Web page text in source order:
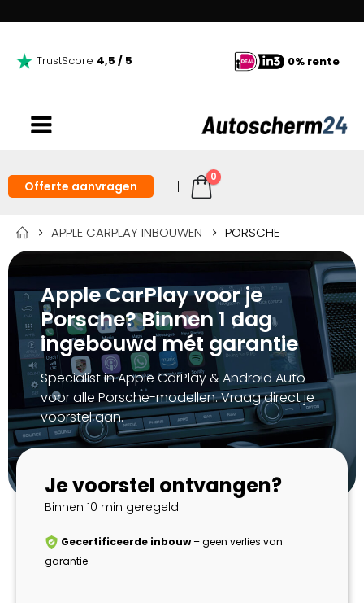
TrustScore 4,5 / 5 0% rente
Offerte aanvragen
0
APPLE CARPLAY INBOUWEN PORSCHE
Apple CarPlay voor je
Porsche? Binnen 1 dag
ingebouwd mét garantie
Specialist in Apple CarPlay & Android Auto
voor alle Porsche-modellen. Vraag direct je
voorstel aan.
Je voorstel ontvangen?
Binnen 10 min geregeld.
Gecertificeerde inbouw– geen verlies van
garantie